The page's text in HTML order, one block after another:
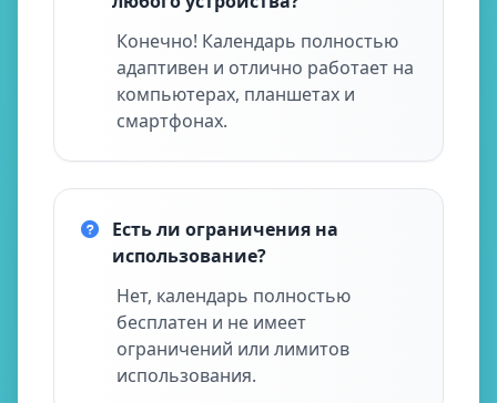
Конечно! Календарь полностью
адаптивен и отлично работает на
компьютерах, планшетах и
смартфонах.
Есть ли ограничения на
использование?
Нет, календарь полностью
бесплатен и не имеет
ограничений или лимитов
использования.